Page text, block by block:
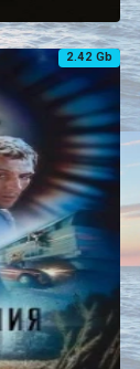
2.42 Gb